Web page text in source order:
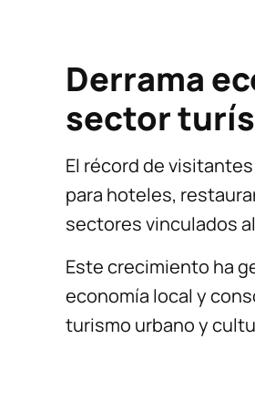
Derrama
sector
El récord de
para hoteles,
sectores vinculados
Este crecimiento ha
economía local y
turismo urbano y